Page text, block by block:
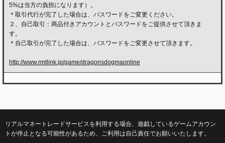
5%は当方の負担になります）。
＊取引代行が完了した場合は、パスワードをご変更ください。
２、自己取引：商品付きアカウントとパスワードをご提供させて頂きま
す。
＊自己取引が完了した場合は、パスワードをご変更させて頂きます。
http://www.rmtlink.jp/game/dragonsdogmaonline
リアルマネートレードサービスを利用する場合、遊戯しているゲームアカウン
トが停止となる可能性があるため、ご利用は自己責任でお願いいたします。